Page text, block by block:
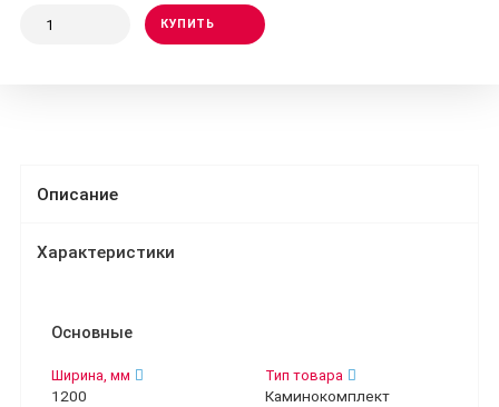
КУПИТЬ
Описание
Характеристики
Основные
Ширина, мм
1200
Тип товара
Каминокомплект